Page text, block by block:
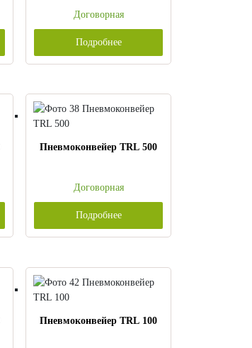
Договорная
Подробнее
Пневмоконвейер TRL 500
Договорная
Подробнее
Пневмоконвейер TRL 100